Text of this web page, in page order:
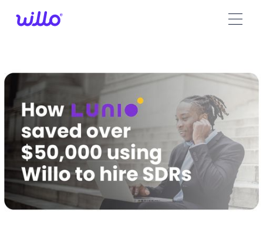
note:
an
accessibility
system.